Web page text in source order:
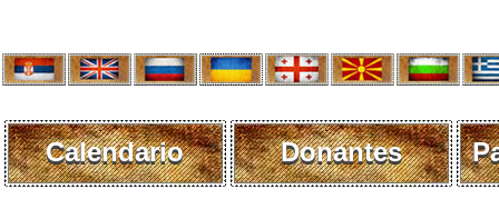
Calendario Donantes